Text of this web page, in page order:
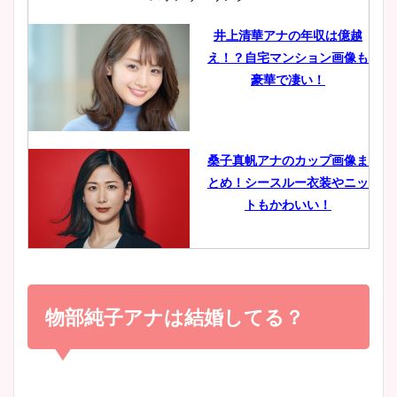
鈴木唯の太ってた時の体重が
ヤバすぎww原因や痩せたダ
豊島実季アナのカップ画像ま
とめ！美脚や水着姿に年齢も
宇賀神メグアナのニット画像
井上清華アナの年収は億越
え！？自宅マンション画像も
豪華で凄い！
桑子真帆アナのカップ画像ま
とめ！シースルー衣装やニッ
トもかわいい！
小室瑛莉子のカップ画像まと
め！足が美脚でニット衣装も
かわいい！
物部純子アナは結婚してる？